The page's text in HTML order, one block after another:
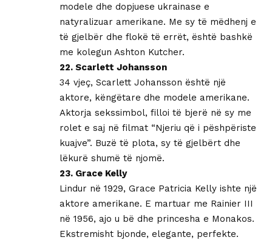
modele dhe dopjuese ukrainase e
natyralizuar amerikane. Me sy të mëdhenj e
të gjelbër dhe flokë të errët, është bashkë
me kolegun Ashton Kutcher.
22. Scarlett Johansson
34 vjeç, Scarlett Johansson është një
aktore, këngëtare dhe modele amerikane.
Aktorja sekssimbol, filloi të bjerë në sy me
rolet e saj në filmat “Njeriu që i pëshpëriste
kuajve”. Buzë të plota, sy të gjelbërt dhe
lëkurë shumë të njomë.
23. Grace Kelly
Lindur në 1929, Grace Patricia Kelly ishte një
aktore amerikane. E martuar me Rainier III
në 1956, ajo u bë dhe princesha e Monakos.
Ekstremisht bjonde, elegante, perfekte.